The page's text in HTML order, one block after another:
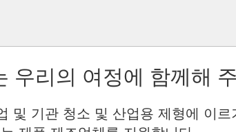
우리의 여정에 함께해
및 기관 청소 및 산업용 제형에 이